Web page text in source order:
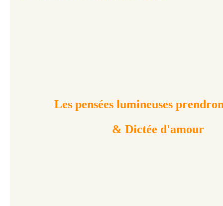
Les pensées lumineuses
& Dictée d'amour